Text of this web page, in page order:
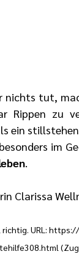
nichts tut,
Rippen zu
ein
im
.
Clarissa
URL: https://